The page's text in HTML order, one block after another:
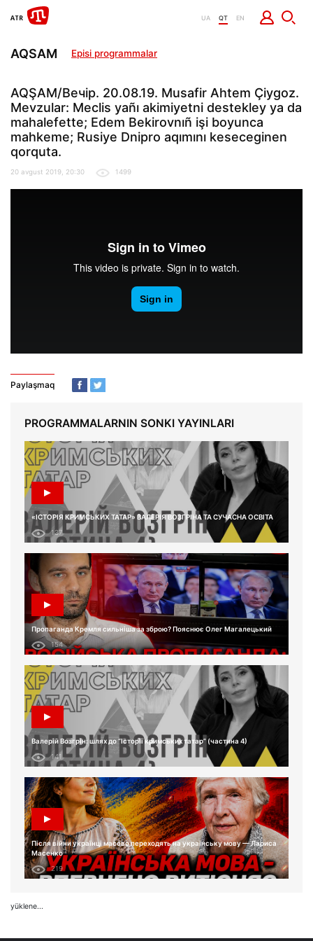
UA QT EN
AQSAM Episi programmalar
AQŞAM/Вечір. 20.08.19. Musafir Ahtem Çiygoz.
Mevzular: Meclis yañı akimiyetni destekley ya da
mahalefette; Edem Bekirovnıñ işi boyunca
mahkeme; Rusiye Dnipro aqımını keseceginen
qorquta.
20 avgust 2019, 20:30 1499
Paylaşmaq
PROGRAMMALARNIN SONKI YAYINLARI
«ІСТОРІЯ КРИМСЬКИХ ТАТАР» ВАЛЕРІЯ ВОЗГРІНА ТА СУЧАСНА ОСВІТА
137
Пропаганда Кремля сильніша за зброю? Пояснює Олег Магалецький
154
Валерій Возгрін: шлях до “Історії кримських татар” (частина 4)
141
Після війни українці масово переходять на українську мову — Лариса
Масенко
219
yüklene...